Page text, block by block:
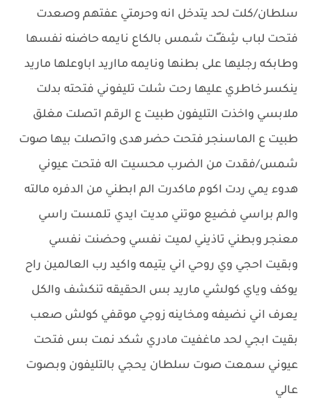
سلطان/كلت لحد يتدخل انه وحرمتي عفتهم وصعدت
فتحت لباب شِفـٍـْت شمس بالكاع نايمه حاضنه نفسها
وطابكه رجليها على بطنها ونايمه مااريد اباوعلها ماريد
ينكسر خاطري عليها رحت شلت تليفوني فتحته بدلت
ملابسي واخذت التليفون طبيت ع الرقم اتصلت مغلق
طبيت ع الماسنجر فتحت حضر هدى واتصلت بيها صوت
شمس/فقدت من الضرب محسيت اله فتحت عيوني
هدوء يمي ردت اكوم ماكدرت الم ابطني من الدفره مالته
والم براسي فضيع موتني مديت ايدي تلمست راسي
معنجر وبطني تاذيني لميت نفسي وحضنت نفسي
وبقيت احجي وي روحي اني يتيمه واكيد رب العالمين راح
يوكف وياي كولشي ماريد بس الحقيقه تنكشف والكل
يعرف اني نضيفه ومخاينه زوجي موقفي كولش صعب
بقيت ابجي لحد ماغفيت مادري شكد نمت بس فتحت
عيوني سمعت صوت سلطان يحجي بالتليفون وبصوت
عالي